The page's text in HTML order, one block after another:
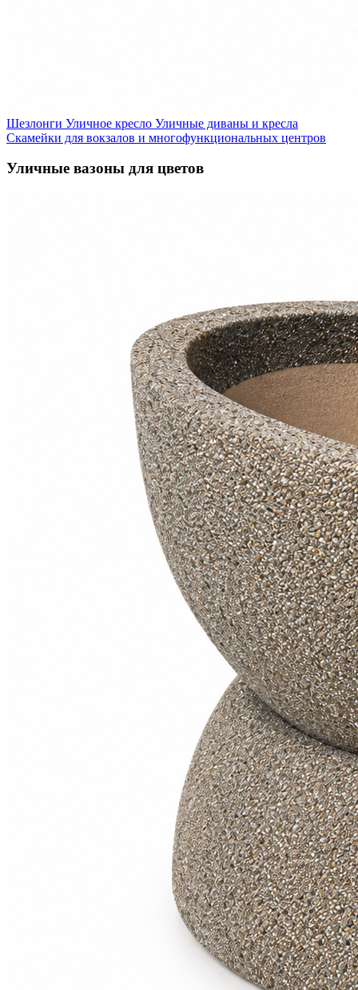
Шезлонги Уличное кресло Уличные диваны и кресла
Скамейки для вокзалов и многофункциональных центров
Уличные вазоны для цветов